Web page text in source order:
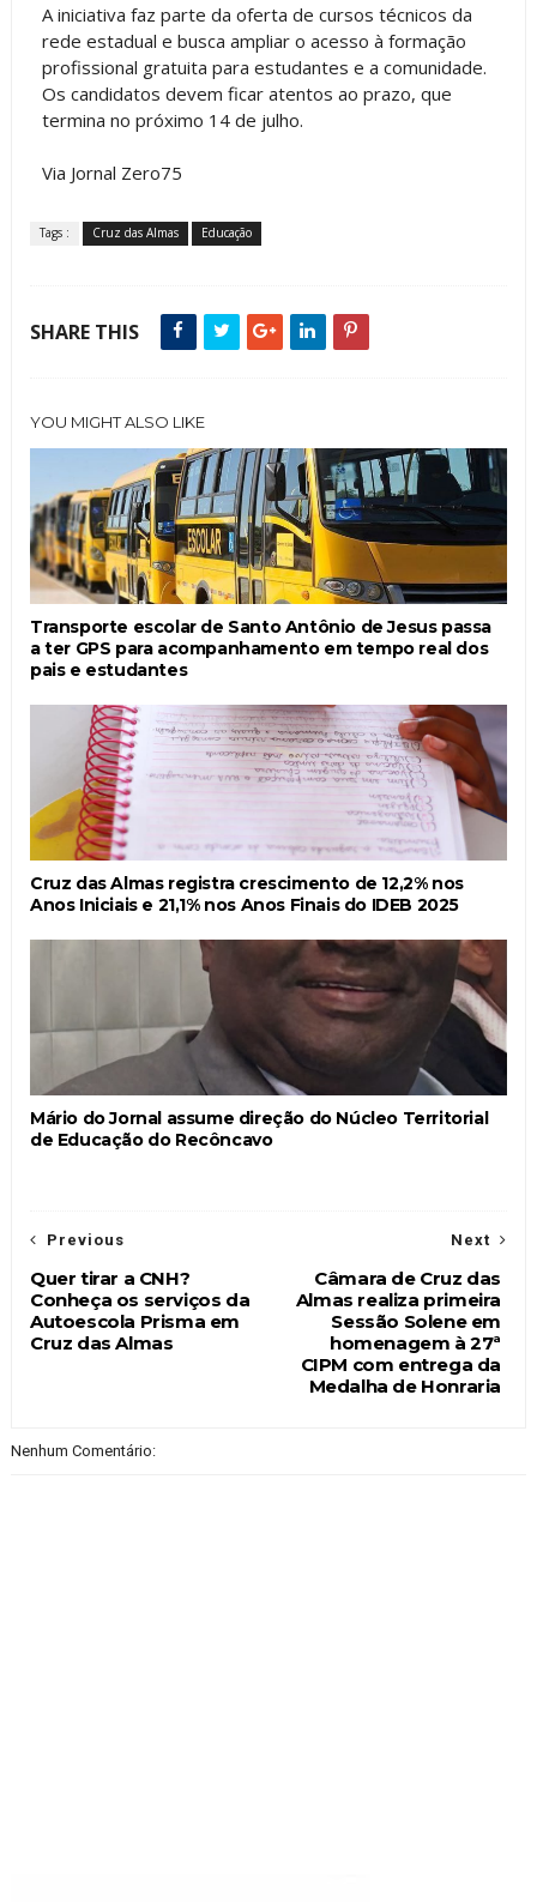
A iniciativa faz parte da oferta de cursos técnicos da
rede estadual e busca ampliar o acesso à formação
profissional gratuita para estudantes e a comunidade.
Os candidatos devem ficar atentos ao prazo, que
termina no próximo 14 de julho.
Via Jornal Zero75
Tags : Cruz das Almas Educação
SHARE THIS
YOU MIGHT ALSO LIKE
Transporte escolar de Santo Antônio de Jesus passa
a ter GPS para acompanhamento em tempo real dos
pais e estudantes
Cruz das Almas registra crescimento de 12,2% nos
Anos Iniciais e 21,1% nos Anos Finais do IDEB 2025
Mário do Jornal assume direção do Núcleo Territorial
de Educação do Recôncavo
Next
Câmara de Cruz das
Almas realiza primeira
Sessão Solene em
homenagem à 27ª
CIPM com entrega da
Medalha de Honraria
Previous
Quer tirar a CNH?
Conheça os serviços da
Autoescola Prisma em
Cruz das Almas
Nenhum Comentário: